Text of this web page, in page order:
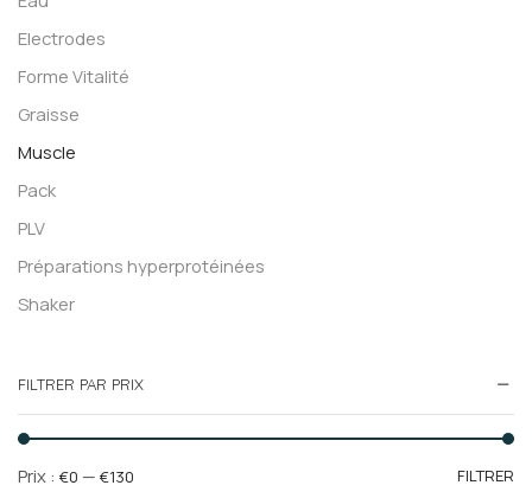
Electrodes
Forme Vitalité
Graisse
Muscle
Pack
PLV
Préparations hyperprotéinées
Shaker
FILTRER PAR PRIX
FILTRER
Prix : €0 — €130